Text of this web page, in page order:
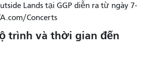
Lands tại GGP diễn ra từ ngày 7-
Concerts
trình và thời gian đến